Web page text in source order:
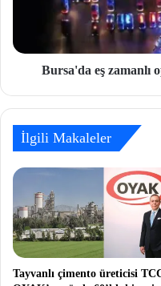
Bursa'da eş zamanlı
İlgili Makaleler
Tayvanlı çimento üreticisi